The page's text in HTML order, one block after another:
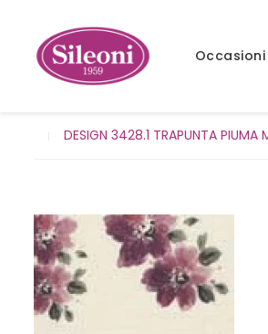
Occasioni
DESIGN 3428.1 TRAPUNTA PIUMA